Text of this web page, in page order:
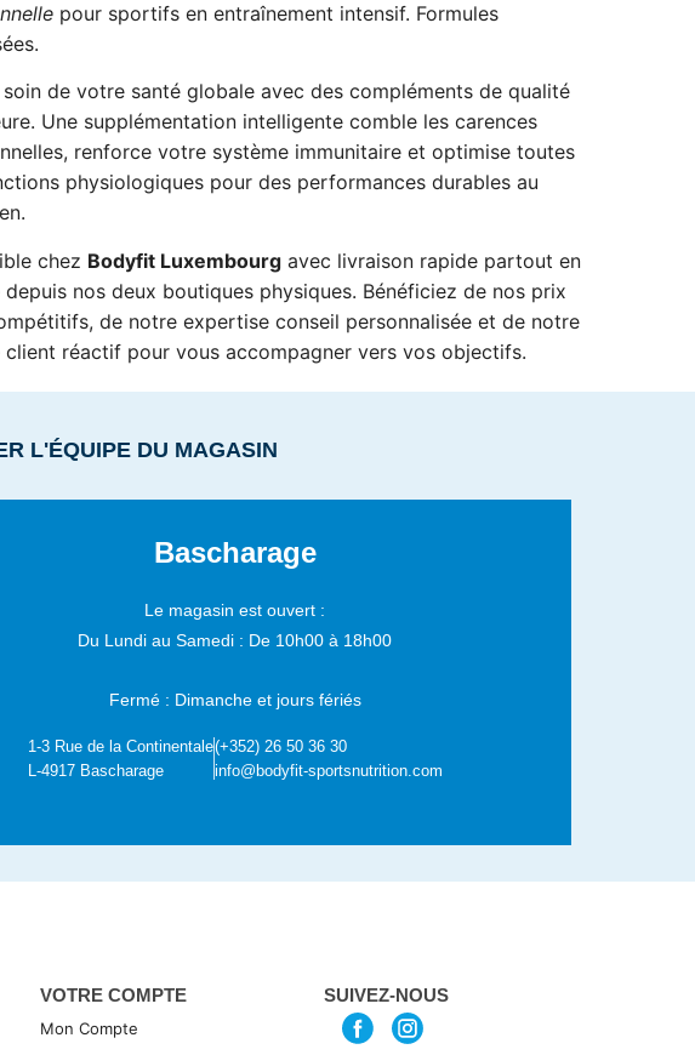
pour sportifs en entraînement intensif. Formules
soin de votre santé globale avec des compléments de qualité
Une supplémentation intelligente comble les carences
renforce votre système immunitaire et optimise toutes
physiologiques pour des performances durables au
chez Bodyfit Luxembourg avec livraison rapide partout en
depuis nos deux boutiques physiques. Bénéficiez de nos prix
de notre expertise conseil personnalisée et de notre
client réactif pour vous accompagner vers vos objectifs.
L'ÉQUIPE DU MAGASIN
Bascharage
Le magasin est ouvert :
Du Lundi au Samedi : De 10h00 à 18h00
Fermé : Dimanche et jours fériés
1-3 Rue de la Continentale
L-4917 Bascharage
(+352) 26 50 36 30
info@bodyfit-sportsnutrition.com
VOTRE COMPTE
Mon Compte
SUIVEZ-NOUS